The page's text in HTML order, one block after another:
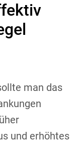
man das
und erhöhtes